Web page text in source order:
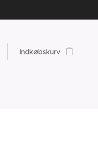
Indkøbskurv